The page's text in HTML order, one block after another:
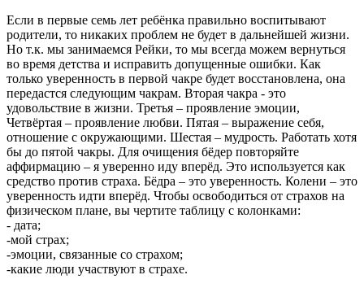
Если в первые семь лет ребёнка правильно воспитывают
родители, то никаких проблем не будет в дальнейшей жизни.
Но т.к. мы занимаемся Рейки, то мы всегда можем вернуться
во время детства и исправить допущенные ошибки. Как
только уверенность в первой чакре будет восстановлена, она
передастся следующим чакрам. Вторая чакра - это
удовольствие в жизни. Третья – проявление эмоции,
Четвёртая – проявление любви. Пятая – выражение себя,
отношение с окружающими. Шестая – мудрость. Работать хотя
бы до пятой чакры. Для очищения бёдер повторяйте
аффирмацию – я уверенно иду вперёд. Это используется как
средство против страха. Бёдра – это уверенность. Колени – это
уверенность идти вперёд. Чтобы освободиться от страхов на
физическом плане, вы чертите таблицу с колонками:
- дата;
-мой страх;
-эмоции, связанные со страхом;
-какие люди участвуют в страхе.